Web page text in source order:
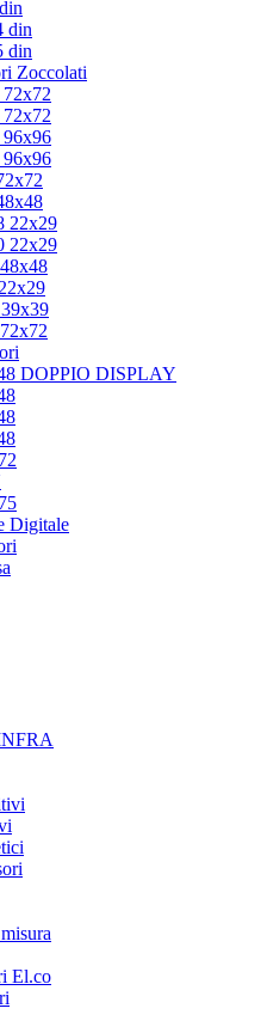
din
din
Zoccolati
22x29
22x29
DOPPIO DISPLAY
Digitale
El.co